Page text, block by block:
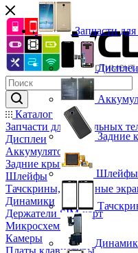
Каталог
Запчасти для мобильных
Дисплеи
Аккумуляторы
Задние крышки
Шлейфы
Тачскрины, сенсорные
Динамики
Держатели SIM-карт
Микросхемы
Камеры
Платы клавиатуры
Запчасти
Дисплеи
Задние
Шлейфы